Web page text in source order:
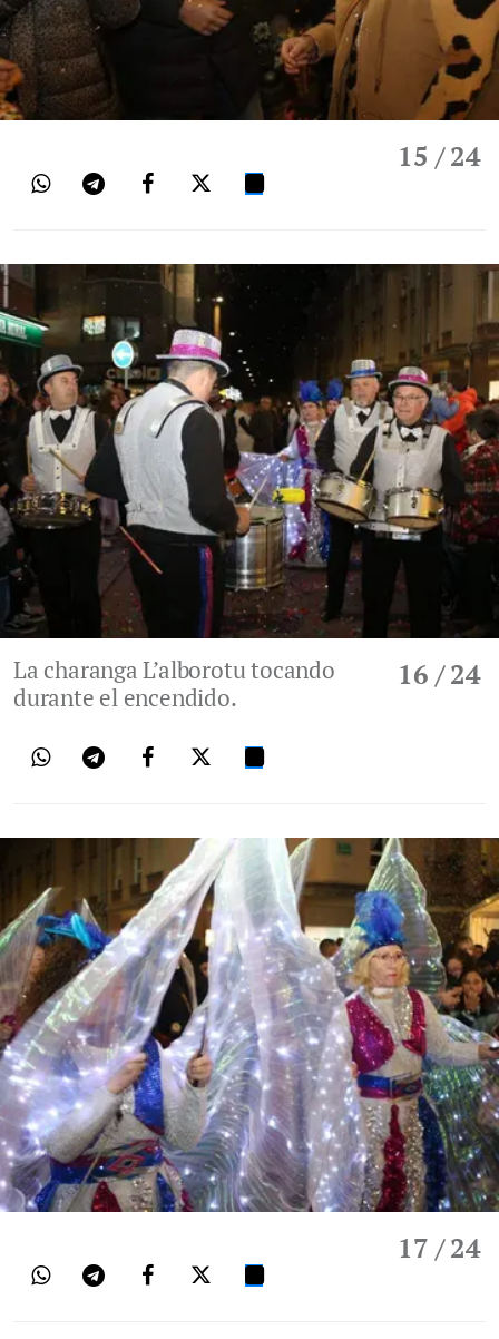
15 / 24
16 / 24
La charanga L’alborotu tocando
durante el encendido.
17 / 24